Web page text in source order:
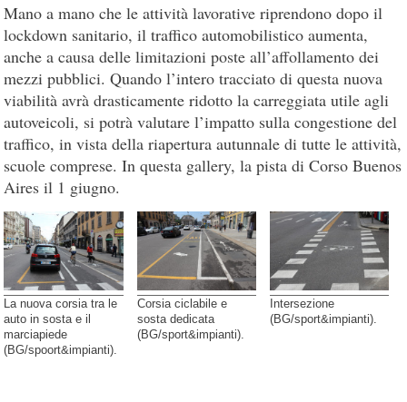
Mano a mano che le attività lavorative riprendono dopo il
lockdown sanitario, il traffico automobilistico aumenta,
anche a causa delle limitazioni poste all’affollamento dei
mezzi pubblici. Quando l’intero tracciato di questa nuova
viabilità avrà drasticamente ridotto la carreggiata utile agli
autoveicoli, si potrà valutare l’impatto sulla congestione del
traffico, in vista della riapertura autunnale di tutte le attività,
scuole comprese. In questa gallery, la pista di Corso Buenos
Aires il 1 giugno.
La nuova corsia tra le
auto in sosta e il
marciapiede
(BG/spoort&impianti).
Corsia ciclabile e
sosta dedicata
(BG/sport&impianti).
Intersezione
(BG/sport&impianti).